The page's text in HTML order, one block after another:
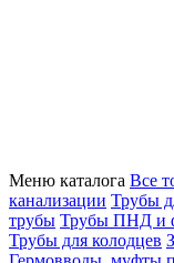
Меню каталога Все
канализации Трубы
трубы Трубы ПНД и
Трубы для колодцев